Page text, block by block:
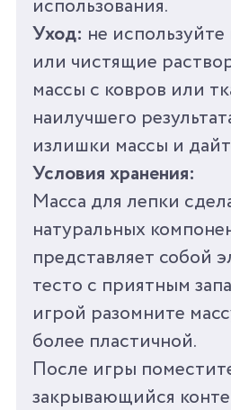
использования.
Уход: не
или чистящие
массы с ковров или
наилучшего
излишки массы и
Условия хранения:
Масса для лепки
натуральных
представляет собой
тесто с приятным
игрой разомните
более пластичной.
После игры
закрывающийся